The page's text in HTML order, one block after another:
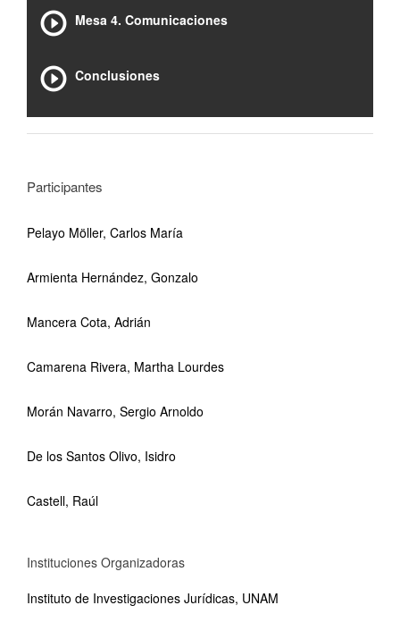
Mesa 4. Comunicaciones
Conclusiones
Participantes
Pelayo Möller, Carlos María
Armienta Hernández, Gonzalo
Mancera Cota, Adrián
Camarena Rivera, Martha Lourdes
Morán Navarro, Sergio Arnoldo
De los Santos Olivo, Isidro
Castell, Raúl
Instituciones Organizadoras
Instituto de Investigaciones Jurídicas, UNAM